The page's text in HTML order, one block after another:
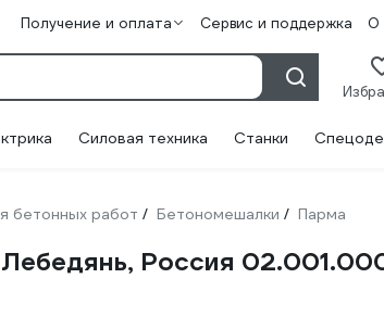
Получение и оплата Сервис и поддержка О
Силовая техника Станки
бетонных работ / Бетономешалки / Парма
Россия